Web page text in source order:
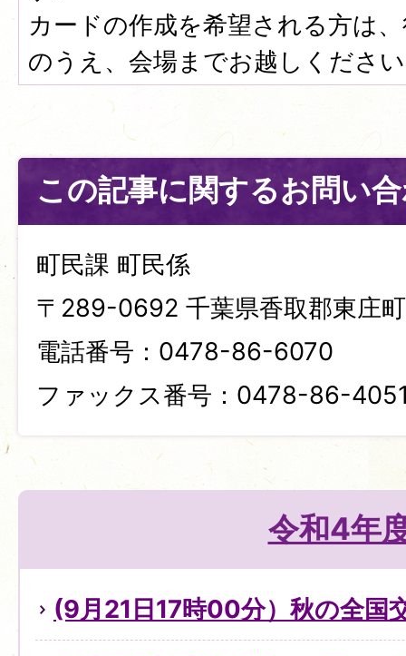
カードの作成を希望される方は
のうえ、会場までお越しくださ
この記事に関するお問い
町民課 町民係
〒289-0692 千葉県香取郡東庄
電話番号：0478-86-6070
ファックス番号：0478-86-
令和4年
(9月21日17時00分）秋の全国